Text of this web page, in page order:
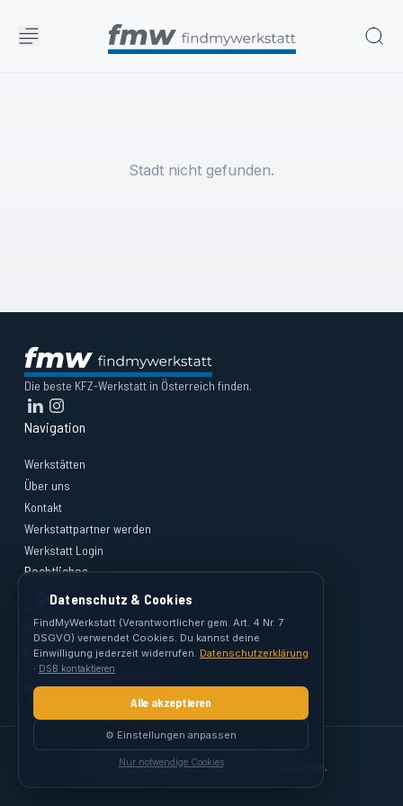
Stadt nicht gefunden.
Die beste KFZ-Werkstatt in Österreich finden.
Navigation
Werkstätten
Über uns
Kontakt
Werkstattpartner werden
Werkstatt Login
Rechtliches
Impressum
Datenschutz
Kontakt
support@findmywerkstatt.at
© 2026 FindMyWerkstatt. Alle Rechte vorbehalten.
🍪 Datenschutz & Cookies
FindMyWerkstatt (Verantwortlicher gem. Art. 4 Nr. 7
DSGVO) verwendet Cookies. Du kannst deine
Einwilligung jederzeit widerrufen. Datenschutzerklärung
· DSB kontaktieren
Alle akzeptieren
⚙️ Einstellungen anpassen
Nur notwendige Cookies